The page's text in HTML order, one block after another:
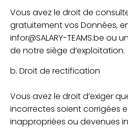
Vous avez le droit de
gratuitement vos Données,
infor@SALARY-TEAMS.be ou
de notre siège d’exploitation.
b. Droit de rectification
Vous avez le droit d’exiger
incorrectes soient corrigées
inappropriées ou devenues